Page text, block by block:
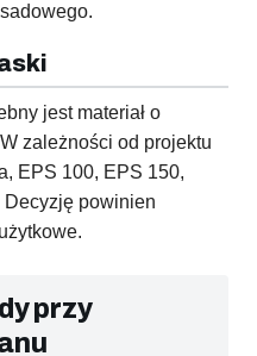
jest materiał o
zależności od projektu
EPS 100, EPS 150,
powinien
przy